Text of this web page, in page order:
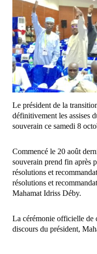
Le président de la
définitivement les assises
souverain ce samedi 8
Commencé le 20 août
souverain prend fin après
résolutions et
résolutions et
Mahamat Idriss Déby.
La cérémonie officielle de
discours du président,